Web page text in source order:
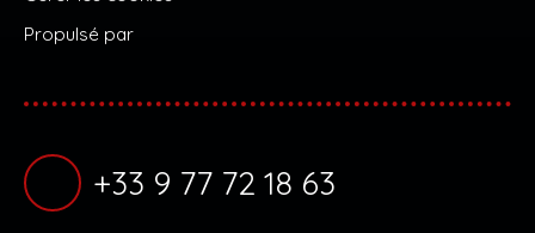
Propulsé par
+33 9 77 72 18 63